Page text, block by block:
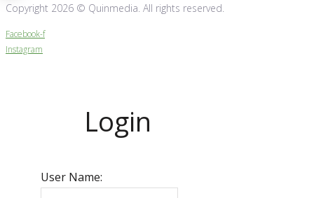
Copyright 2026 © Quinmedia. All rights reserved.
Facebook-f
Instagram
Login
User Name: